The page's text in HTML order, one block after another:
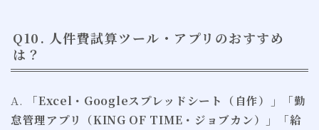
Q10. 人件費試算ツール・アプリのおすすめ
は？
A.
「Excel・Googleスプレッドシート（自作）」「勤
怠管理アプリ（KING OF TIME・ジョブカン）」「給